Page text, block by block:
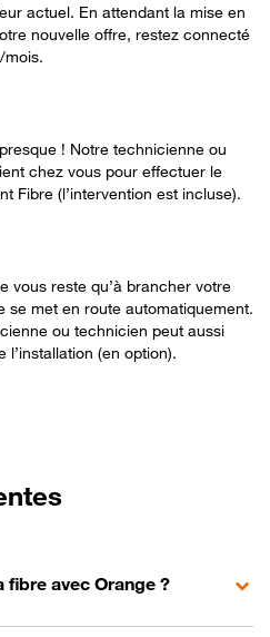
actuel. En attendant la mise en
nouvelle offre, restez connecté
mois.
! Notre technicienne ou
chez vous pour effectuer le
Fibre (l’intervention est incluse).
vous reste qu’à brancher votre
se met en route automatiquement.
ou technicien peut aussi
l’installation (en option).
avec Orange ?